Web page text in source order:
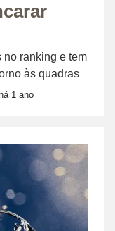
no ranking e tem
às quadras
1 ano